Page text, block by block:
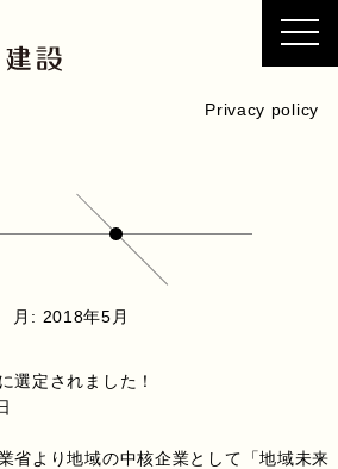
Privacy policy
月: 2018年5月
選定されました！
省より地域の中核企業として「地域未来